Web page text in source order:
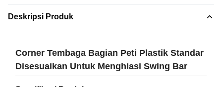
Deskripsi Produk
Corner Tembaga Bagian Peti Plastik Standar
Disesuaikan Untuk Menghiasi Swing Bar